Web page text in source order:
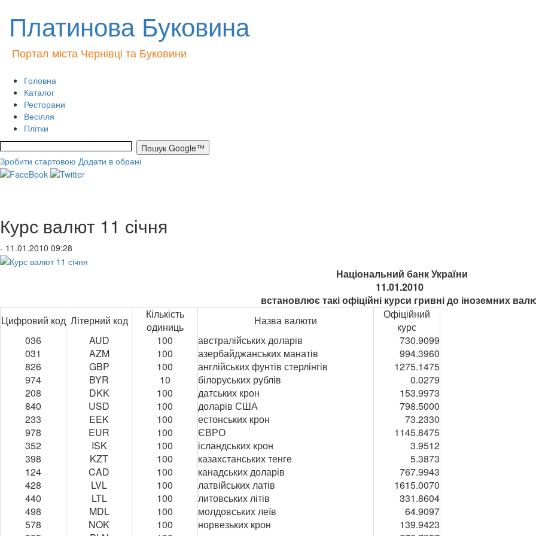
Платинова Буковина
Портал міста Чернівці та Буковини
Головна
Каталог
Ресторани
Весілля
Плітки
Зробити стартовою Додати в обрані
Курс валют 11 січня
- 11.01.2010 09:28
Національний банк України
11.01.2010
встановлює такі офіційні курси гривні до іноземних
Цифровий код Літерний код
Кількість
одиниць
Назва валюти
Офіційний
курс
036
AUD 100 австралійських доларів
730.9099
031
AZM 100 азербайджанських манатів
994.3960
826
GBP 100 англійських фунтів стерлінгів
1275.1475
974
BYR 10 білоруських рублів
0.0279
208
DKK 100 датських крон
153.9973
840
USD 100 доларів США
798.5000
233
EEK 100 естонських крон
73.2330
978
EUR 100 ЄВРО
1145.8475
352
ISK 100 ісландських крон
3.9512
398
KZT 100 казахстанських тенге
5.3873
124
CAD 100 канадських доларів
767.9943
428
LVL 100 латвійських латів
1615.0070
440
LTL 100 литовських літів
331.8604
498
MDL 100 молдовських леїв
64.9097
578
NOK 100 норвезьких крон
139.9423